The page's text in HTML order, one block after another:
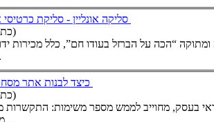
(כתבות/מסחר אלקטרוני)
בזמן אמת הנה הכרחית. מכירה חמה ומתוקה “הכה על הברזל בעודו חם”,
(כתבות/מסחר אלקטרוני)
בעסק, מחוייב לממש
מספרי ספק, תאור סוגי ...